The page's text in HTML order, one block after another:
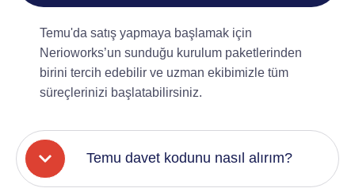
Temu'da satış yapmaya başlamak için
Nerioworks’un sunduğu kurulum paketlerinden
birini tercih edebilir ve uzman ekibimizle tüm
süreçlerinizi başlatabilirsiniz.
Temu davet kodunu nasıl alırım?